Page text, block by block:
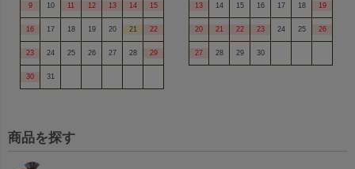
9 10 11 12 13 14 15
16 17 18 19 20 21 22
23 24 25 26 27 28 29
30 31
13 14 15 16 17 18 19
20 21 22 23 24 25 26
27 28 29 30
商品を探す